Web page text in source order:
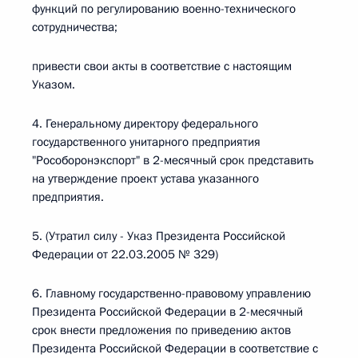
функций по регулированию военно-технического
сотрудничества;
привести свои акты в соответствие с настоящим
Указом.
4. Генеральному директору федерального
государственного унитарного предприятия
"Рособоронэкспорт" в 2-месячный срок представить
на утверждение проект устава указанного
предприятия.
5. (Утратил силу - Указ Президента Российской
Федерации от 22.03.2005 № 329)
6. Главному государственно-правовому управлению
Президента Российской Федерации в 2-месячный
срок внести предложения по приведению актов
Президента Российской Федерации в соответствие с